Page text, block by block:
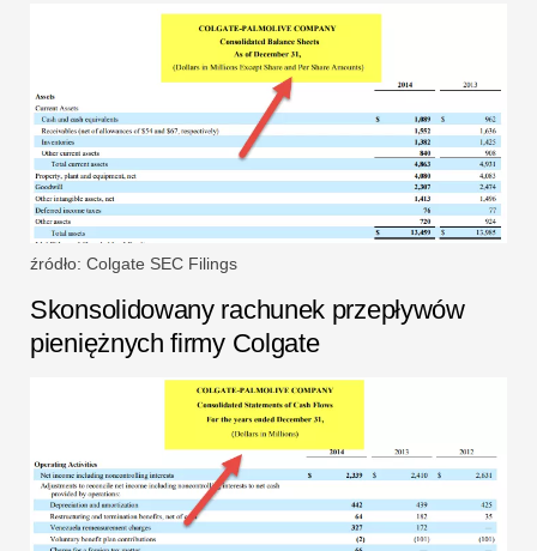
źródło: Colgate SEC Filings
Skonsolidowany rachunek przepływów
pieniężnych firmy Colgate